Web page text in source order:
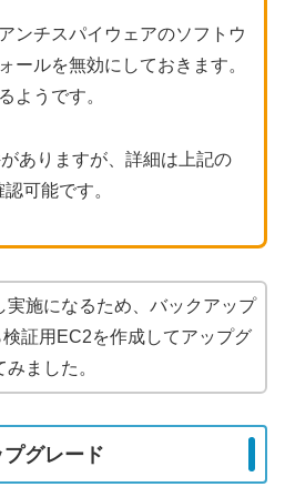
ンチスパイウェアのソフトウ
ールを無効にしておきます。
ようです。
ありますが、詳細は上記の
可能です。
実施になるため、バックアップ
検証用EC2を作成してアップグ
ました。
グレード